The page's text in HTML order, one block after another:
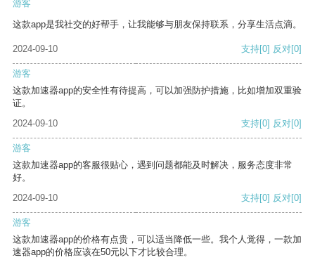
游客
这款app是我社交的好帮手，让我能够与朋友保持联系，分享生活点滴。
2024-09-10 支持[0] 反对[0]
游客
这款加速器app的安全性有待提高，可以加强防护措施，比如增加双重验
证。
2024-09-10
支持[0] 反对[0]
游客
这款加速器app的客服很贴心，遇到问题都能及时解决，服务态度非常
好。
2024-09-10
支持[0] 反对[0]
游客
这款加速器app的价格有点贵，可以适当降低一些。我个人觉得，一款加
速器app的价格应该在50元以下才比较合理。